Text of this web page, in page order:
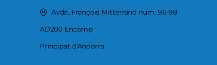
Avda. François Mitterrand num. 96-98
AD200 Encamp
Principat d'Andorra